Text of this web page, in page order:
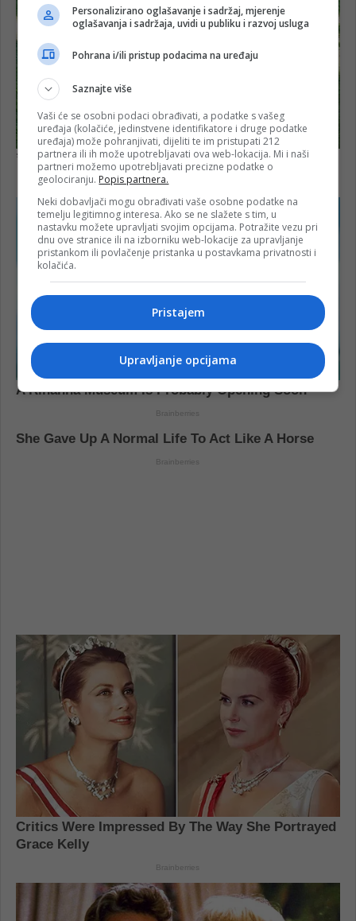
Personalizirano oglašavanje i sadržaj, mjerenje
oglašavanja i sadržaja, uvidi u publiku i razvoj usluga
Pohrana i/ili pristup podacima na uređaju
Saznajte više
Vaši će se osobni podaci obrađivati, a podatke s vašeg
uređaja (kolačiće, jedinstvene identifikatore i druge podatke
uređaja) može pohranjivati, dijeliti te im pristupati 212
partnera ili ih može upotrebljavati ova web-lokacija. Mi i naši
partneri možemo upotrebljavati precizne podatke o
geolociranju. Popis partnera.
Neki dobavljači mogu obrađivati vaše osobne podatke na
temelju legitimnog interesa. Ako se ne slažete s tim, u
nastavku možete upravljati svojim opcijama. Potražite vezu pri
dnu ove stranice ili na izborniku web-lokacije za upravljanje
pristankom ili povlačenje pristanka u postavkama privatnosti i
kolačića.
Pristajem
Upravljanje opcijama